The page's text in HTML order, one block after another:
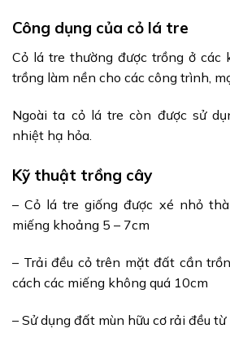
Công dụng của cỏ lá tre
Cỏ lá tre thường được trồng ở các
trồng làm nền cho các công trình,
Ngoài ta cỏ lá tre còn được sử
nhiệt hạ hỏa.
Kỹ thuật trồng cây
– Cỏ lá tre giống được xé nhỏ
miếng khoảng 5 – 7cm
– Trải đều cỏ trên mặt đất cần
cách các miếng không quá 10cm
– Sử dụng đất mùn hữu cơ rải đều